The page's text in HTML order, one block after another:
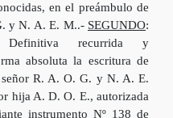
en el preámbulo de
y N. A. E. M..- SEGUNDO:
Definitiva recurrida y
absoluta la escritura de
R. A. O. G. y N. A. E.
hija A. D. O. E., autorizada
instrumento Nº 138 de